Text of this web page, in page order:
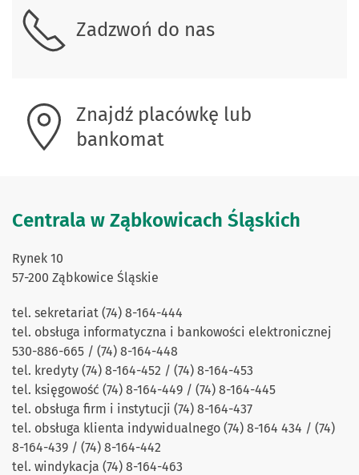
Zadzwoń do nas
Znajdź placówkę lub
bankomat
Centrala w Ząbkowicach Śląskich
Rynek 10
57-200 Ząbkowice Śląskie
tel. sekretariat (74) 8-164-444
tel. obsługa informatyczna i bankowości elektronicznej
530-886-665 / (74) 8-164-448
tel. kredyty (74) 8-164-452 / (74) 8-164-453
tel. księgowość (74) 8-164-449 / (74) 8-164-445
tel. obsługa firm i instytucji (74) 8-164-437
tel. obsługa klienta indywidualnego (74) 8-164 434 / (74)
8-164-439 / (74) 8-164-442
tel. windykacja (74) 8-164-463